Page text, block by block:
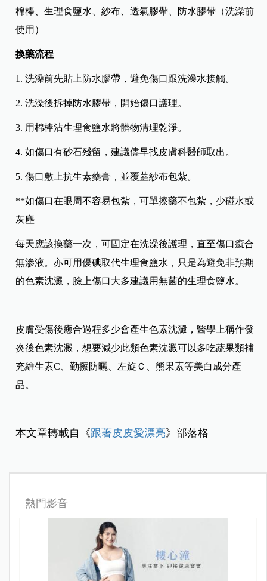
棉棒、生理食鹽水、紗布、透氣膠帶、防水膠帶（洗澡前
使用）
換藥流程
1. 洗澡前先貼上防水膠帶，避免傷口跟洗澡水接觸。
2. 洗澡後拆掉防水膠帶，開始傷口護理。
3. 用棉棒沾生理食鹽水將髒物清理乾淨。
4. 如傷口有砂石殘留，建議儘早找皮膚科醫師取出。
5. 傷口敷上抗生素藥膏，並覆蓋紗布包紮。
**如傷口在眼周不容易包紮，可單擦藥不包紮，少碰水或
灰塵
每天應該換藥一次，可固定在洗澡後護理，直至傷口癒合
無滲液。亦可用優碘取代生理食鹽水，只是為避免非預期
的色素沈澱，臉上傷口大多建議用無菌的生理食鹽水。
皮膚受傷後癒合過程多少會產生色素沈澱，醫學上稱作發
炎後色素沈澱，想要減少此類色素沈澱可以多吃蔬果類補
充維生素C、勤擦防曬、左旋Ｃ、熊果素等美白成分產
品。
本文章轉載自《跟著皮皮愛漂亮》部落格
熱門影音